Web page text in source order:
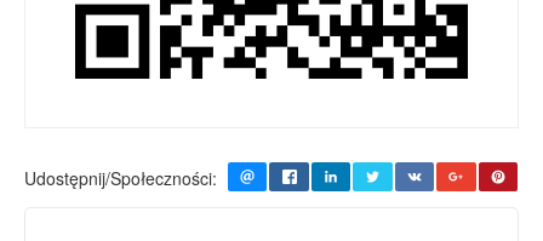
Udostępnij/Społeczności: